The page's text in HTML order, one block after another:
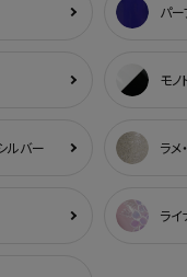
パー
モノ
ルバー ラメ
ライ